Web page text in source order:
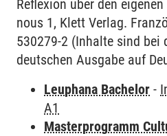
Reflexion über den
nous 1, Klett Verlag.
530279-2 (Inhalte sind bei
deutschen Ausgabe auf
Leuphana Bachelor -
A1
Masterprogramm